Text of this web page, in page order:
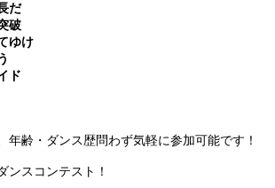
だ
破
ゆけ
ド
年齢・ダンス歴問わず気軽に参加可能です！
ンスコンテスト！